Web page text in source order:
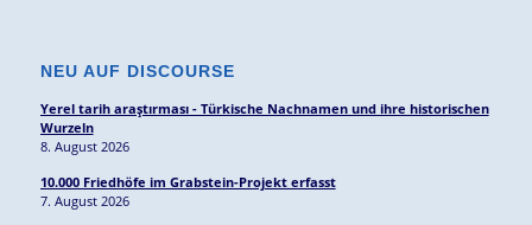
NEU AUF DISCOURSE
Yerel tarih araştırması - Türkische Nachnamen und ihre historischen
Wurzeln
8. August 2026
10.000 Friedhöfe im Grabstein-Projekt erfasst
7. August 2026